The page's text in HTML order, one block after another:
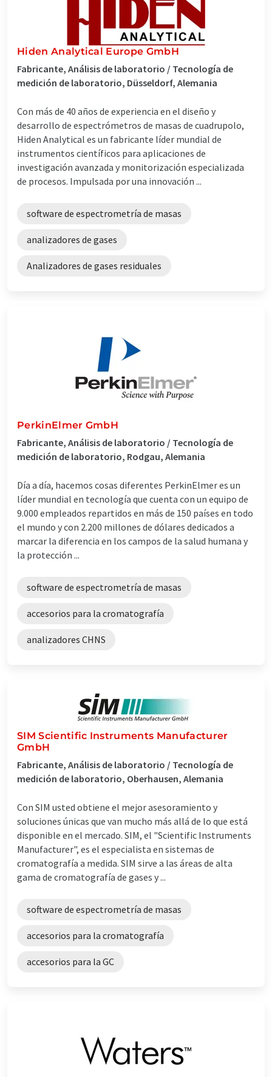
Hiden Analytical Europe GmbH
Fabricante, Análisis de laboratorio / Tecnología de
medición de laboratorio, Düsseldorf, Alemania
Con más de 40 años de experiencia en el diseño y
desarrollo de espectrómetros de masas de cuadrupolo,
Hiden Analytical es un fabricante líder mundial de
instrumentos científicos para aplicaciones de
investigación avanzada y monitorización especializada
de procesos. Impulsada por una innovación ...
software de espectrometría de masas
analizadores de gases
Analizadores de gases residuales
PerkinElmer GmbH
Fabricante, Análisis de laboratorio / Tecnología de
medición de laboratorio, Rodgau, Alemania
Día a día, hacemos cosas diferentes PerkinElmer es un
líder mundial en tecnología que cuenta con un equipo de
9.000 empleados repartidos en más de 150 países en todo
el mundo y con 2.200 millones de dólares dedicados a
marcar la diferencia en los campos de la salud humana y
la protección ...
software de espectrometría de masas
accesorios para la cromatografía
analizadores CHNS
SIM Scientific Instruments Manufacturer
GmbH
Fabricante, Análisis de laboratorio / Tecnología de
medición de laboratorio, Oberhausen, Alemania
Con SIM usted obtiene el mejor asesoramiento y
soluciones únicas que van mucho más allá de lo que está
disponible en el mercado. SIM, el "Scientific Instruments
Manufacturer", es el especialista en sistemas de
cromatografía a medida. SIM sirve a las áreas de alta
gama de cromatografía de gases y ...
software de espectrometría de masas
accesorios para la cromatografía
accesorios para la GC